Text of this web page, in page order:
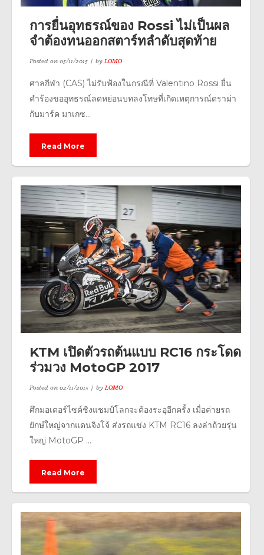
การยื่นอุทธรณ์ของ Rossi ไม่เป็นผล
จำต้องทนออกสตาร์ทลำดับสุดท้าย
Posted on05/11/2015 byLOMO
ศาลกีฬา (CAS) ไม่รับฟ้องในกรณีที่ Valentino Rossi ยื่น
คำร้องขออุทธรณ์ลดหย่อนบทลงโทษที่เกิดเหตุการณ์ดราม่า
กับมาร์ค มาเกซ...
Read More
KTM เปิดตัวรถต้นแบบ RC16 กระโดด
ร่วมวง MotoGP 2017
Posted on02/11/2015 byLOMO
ศึกมอเตอร์ไซค์ชิงแชมป์โลกจะต้องระอุอีกครั้ง เมื่อค่ายรถ
ยักษ์ใหญ่จากแดนจิงโจ้ ส่งรถแข่ง KTM RC16 ลงล่าถ้วยรุ่น
ใหญ่ MotoGP ...
Read More